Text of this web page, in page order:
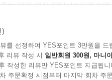
는 일은 쉽지 않다. 내 마음속
. 집에서도 가족끼리 서로 오해
아치는 감정을 다루는 방법을
좋으면 다른 사람이 될까?”
)
를 선정하여 YES포인트 3만원을 드
리뷰 작성 시 일반회원 300원, 마니
작성한 리뷰만 YES포인트 지급됩니
주문확정 시점부터 마지막 회차 주